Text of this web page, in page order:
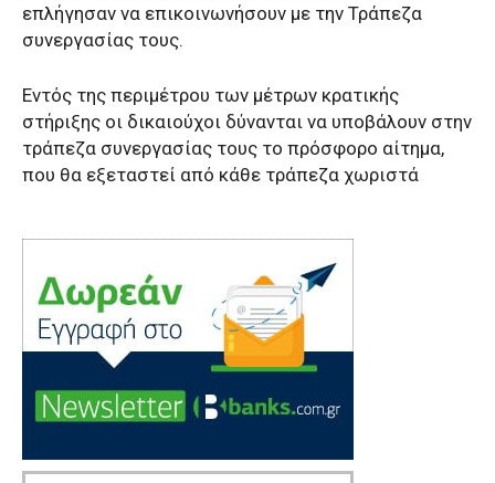
επλήγησαν να επικοινωνήσουν με την Τράπεζα
συνεργασίας τους.
Εντός της περιμέτρου των μέτρων κρατικής
στήριξης οι δικαιούχοι δύνανται να υποβάλουν στην
τράπεζα συνεργασίας τους το πρόσφορο αίτημα,
που θα εξεταστεί από κάθε τράπεζα χωριστά